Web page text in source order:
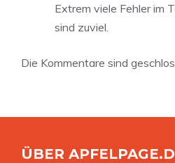
Extrem viele Fehler im
sind zuviel.
Die Kommentare sind
ÜBER